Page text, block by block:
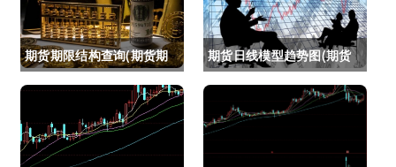
期货期限结构查询(期货期
限结构)
期货日线模型趋势图(期货
日线模型趋势图怎么看)